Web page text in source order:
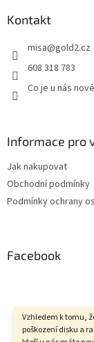
Vzhledem k tomu,
poškození disku a
Kontakt
misa@gold2.cz
608 318 783
Co je u nás
Informace pro
Jak nakupovat
Obchodní podmínky
Podmínky ochrany
Facebook